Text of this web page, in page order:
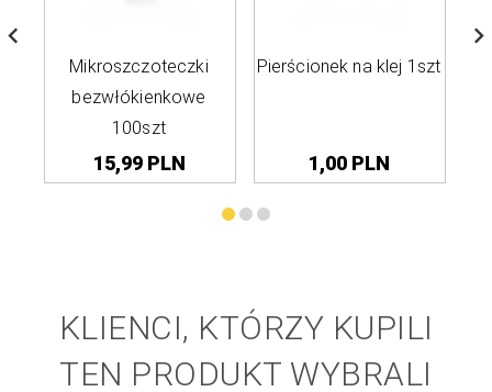
Mikroszczoteczki
bezwłókienkowe
100szt
15,99 PLN
Pierścionek na klej 1szt
1,00 PLN
KLIENCI, KTÓRZY KUPILI
TEN PRODUKT WYBRALI